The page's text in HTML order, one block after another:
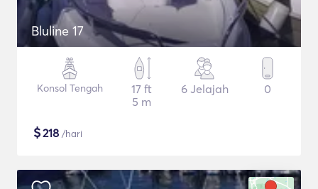
Bluline 17
Konsol Tengah
17 ft
5 m
6 Jelajah 0
$218 /hari